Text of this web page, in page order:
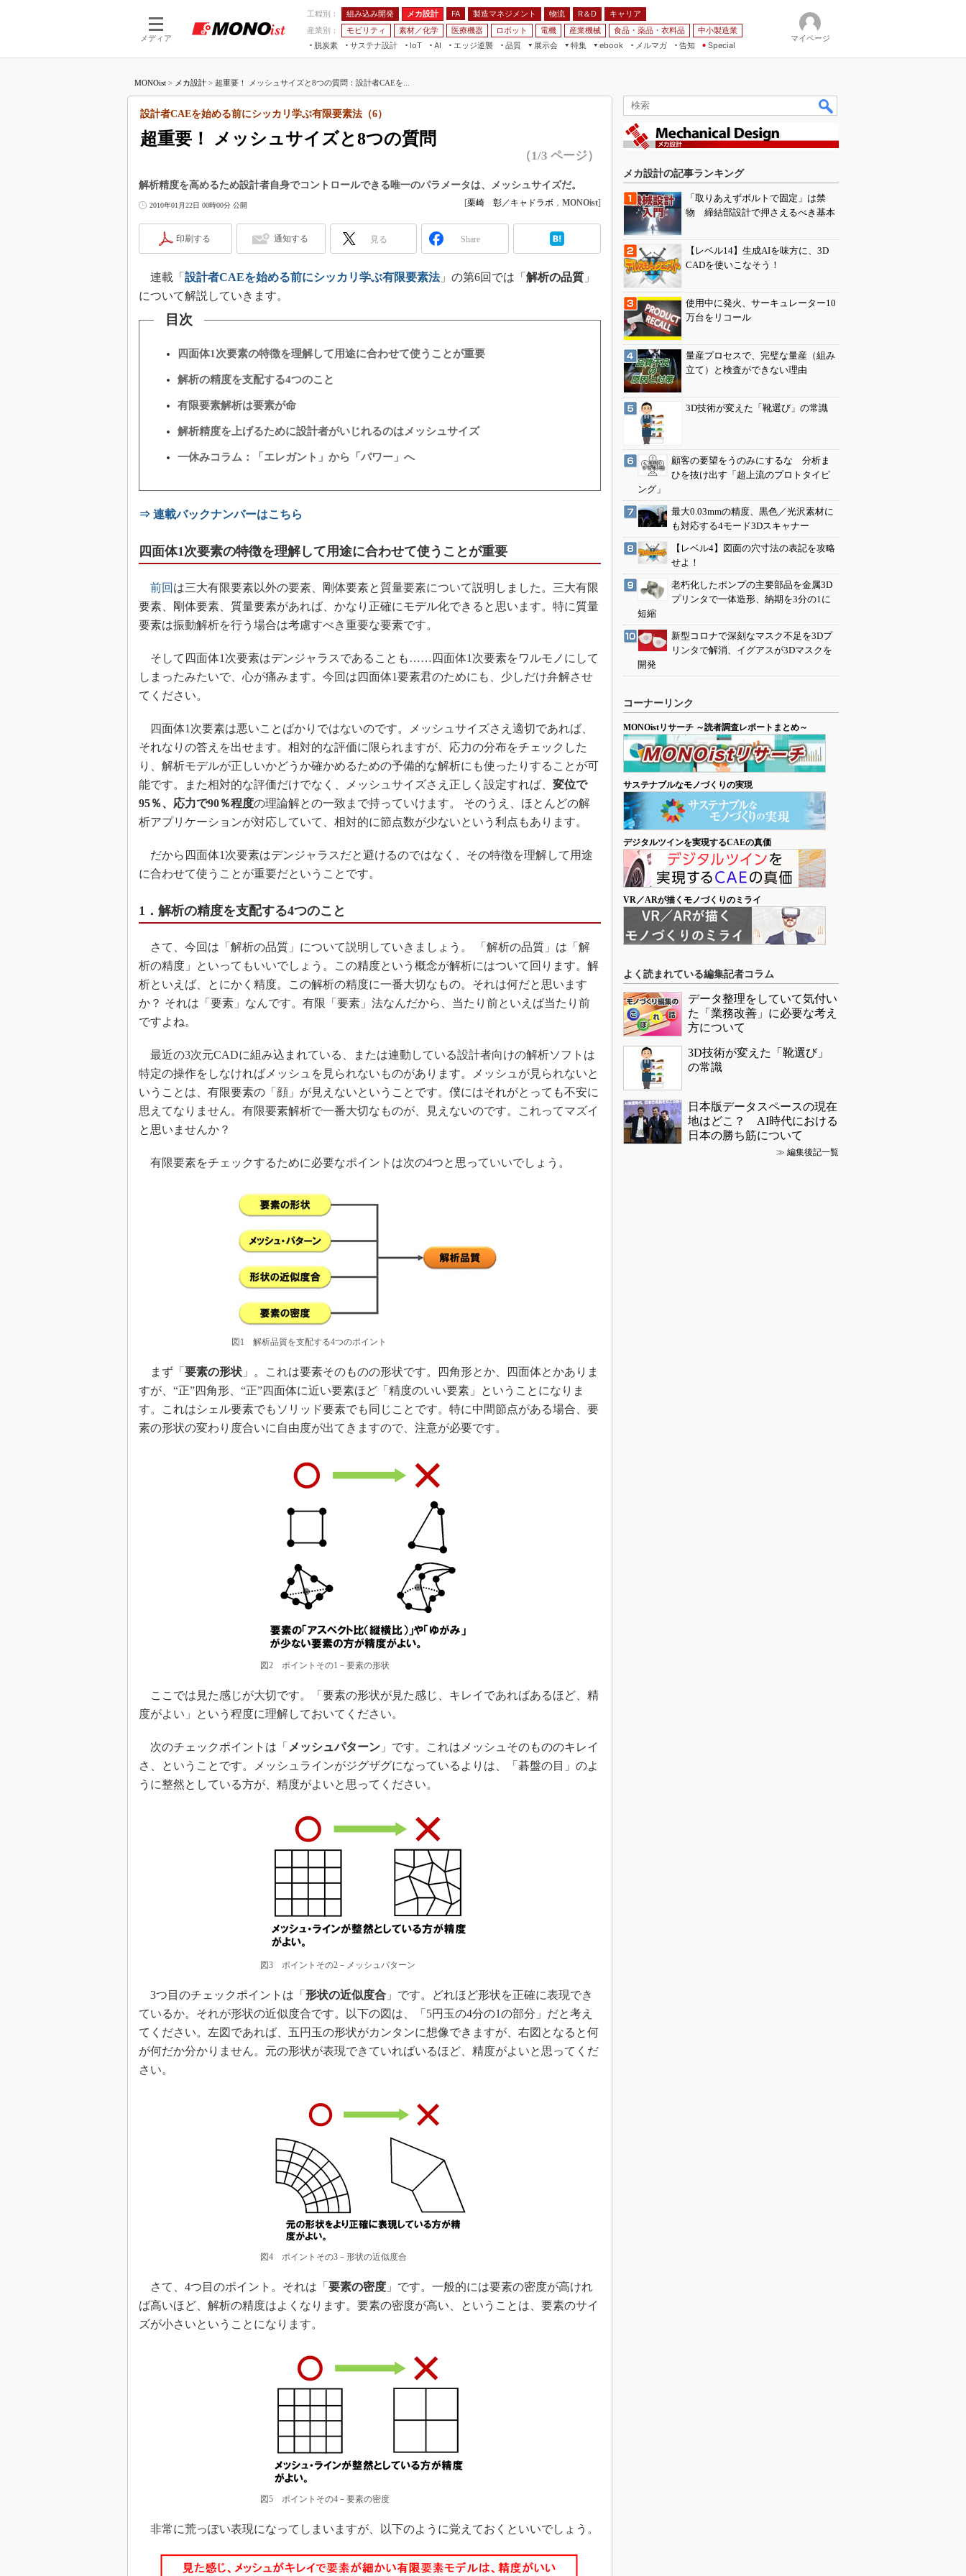
メディア
工程別： 組み込み開発 メカ設計 FA 製造マネジメント 物流 R＆D
キャリア
産業別：
モビリティ 素材／化学 医療機器 ロボット 電機 産業機械 食品・薬品・衣料品
中小製造業
脱炭素
サステナ設計
IoT
つながる工場
つながるサービス
AI
AI×設備保全
Physical AI
エッジ逆襲 品質
展示会
JIMTOF
IIFES
ジャパンモビリティショー
人テク展
スマート工場EXPO
EdgeTech+
特集
VR／AR
Windows Embedded
ISO26262
デジタルツインとCAE
製造業ビッグデータ
グローバル設計・開発
新型コロナへの対応
ebook
メルマガ
告知 Special
マイページ
MONOist > メカ設計 > 超重要！ メッシュサイズと8つの質問：設計者CAEを...
超重要！ メッシュサイズと8つの質問
設計者CAEを始める前にシッカリ学ぶ有限要素法（6）
（1/3 ページ）
解析精度を高めるため設計者自身でコントロールできる唯一のパラメータは、メッシュサイズだ。
2010年01月22日 00時00分 公開 [栗崎 彰／キャドラボ ， MONOist]
印刷する 通知する 見る Share
連載「 設計者CAEを始める前にシッカリ学ぶ有限要素法」の第6回では「 解析の品質 」
について解説していきます。
目次
四面体1次要素の特徴を理解して用途に合わせて使うことが重要
解析の精度を支配する4つのこと
有限要素解析は要素が命
解析精度を上げるために設計者がいじれるのはメッシュサイズ
一休みコラム：「エレガント」から「パワー」へ
⇒ 連載バックナンバーはこちら
四面体1次要素の特徴を理解して用途に合わせて使うことが重要
前回 は三大有限要素以外の要素、剛体要素と質量要素について説明しました。三大有限
要素、剛体要素、質量要素があれば、かなり正確にモデル化できると思います。特に質量
要素は振動解析を行う場合は考慮すべき重要な要素です。
そして四面体1次要素はデンジャラスであることも……四面体1次要素をワルモノにして
しまったみたいで、心が痛みます。今回は四面体1要素君のためにも、少しだけ弁解させ
てください。
四面体1次要素は悪いことばかりではないのです。メッシュサイズさえ適切であれば、
それなりの答えを出せます。相対的な評価に限られますが、応力の分布をチェックした
り、解析モデルが正しいかどうか確かめるための予備的な解析にも使ったりすることが可
能です。また相対的な評価だけでなく、メッシュサイズさえ正しく設定すれば、 変位で
95％、応力で90％程度の理論解との一致まで持っていけます。 そのうえ、ほとんどの解
析アプリケーションが対応していて、相対的に節点数が少ないという利点もあります。
だから四面体1次要素はデンジャラスだと避けるのではなく、その特徴を理解して用途
に合わせて使うことが重要だということです。
1．解析の精度を支配する4つのこと
さて、今回は「解析の品質」について説明していきましょう。 「解析の品質」は「解
析の精度」といってもいいでしょう。この精度という概念が解析にはついて回ります。解
析といえば、とにかく精度。この解析の精度に一番大切なもの。それは何だと思います
か？ それは「要素」なんです。有限「要素」法なんだから、当たり前といえば当たり前
ですよね。
最近の3次元CADに組み込まれている、または連動している設計者向けの解析ソフトは
特定の操作をしなければメッシュを見られないものがあります。メッシュが見られないと
いうことは、有限要素の「顔」が見えないということです。僕にはそれがとっても不安に
思えてなりません。有限要素解析で一番大切なものが、見えないのです。これってマズイ
と思いませんか？
有限要素をチェックするために必要なポイントは次の4つと思っていいでしょう。
図1 解析品質を支配する4つのポイント
まず「 要素の形状 」。これは要素そのものの形状です。四角形とか、四面体とかありま
すが、“正”四角形、“正”四面体に近い要素ほど「精度のいい要素」ということになりま
す。これはシェル要素でもソリッド要素でも同じことです。特に中間節点がある場合、要
素の形状の変わり度合いに自由度が出てきますので、注意が必要です。
図2 ポイントその1－要素の形状
ここでは見た感じが大切です。「要素の形状が見た感じ、キレイであればあるほど、精
度がよい」という程度に理解しておいてください。
次のチェックポイントは「 メッシュパターン 」です。これはメッシュそのもののキレイ
さ、ということです。メッシュラインがジグザグになっているよりは、「碁盤の目」のよ
うに整然としている方が、精度がよいと思ってください。
図3 ポイントその2－メッシュパターン
3つ目のチェックポイントは「 形状の近似度合 」です。どれほど形状を正確に表現でき
ているか。それが形状の近似度合です。以下の図は、「5円玉の4分の1の部分」だと考え
てください。左図であれば、五円玉の形状がカンタンに想像できますが、右図となると何
が何だか分かりません。元の形状が表現できていればいるほど、精度がよいと思ってくだ
さい。
図4 ポイントその3－形状の近似度合
さて、4つ目のポイント。それは「 要素の密度 」です。一般的には要素の密度が高けれ
ば高いほど、解析の精度はよくなります。要素の密度が高い、ということは、要素のサイ
ズが小さいということになります。
図5 ポイントその4－要素の密度
非常に荒っぽい表現になってしまいますが、以下のように覚えておくといいでしょう。
メカ設計の記事ランキング
「取りあえずボルトで固定」は禁
物 締結部設計で押さえるべき基本
【レベル14】生成AIを味方に、3D
CADを使いこなそう！
使用中に発火、サーキュレーター10
万台をリコール
量産プロセスで、完璧な量産（組み
立て）と検査ができない理由
3D技術が変えた「靴選び」の常識
顧客の要望をうのみにするな 分析ま
ひを抜け出す「超上流のプロトタイピ
ング」
最大0.03mmの精度、黒色／光沢素材に
も対応する4モード3Dスキャナー
【レベル4】図面の穴寸法の表記を攻略
せよ！
老朽化したポンプの主要部品を金属3D
プリンタで一体造形、納期を3分の1に
短縮
新型コロナで深刻なマスク不足を3Dプ
リンタで解消、イグアスが3Dマスクを
開発
コーナーリンク
MONOistリサーチ ～読者調査レポートまとめ～
サステナブルなモノづくりの実現
デジタルツインを実現するCAEの真価
VR／ARが描くモノづくりのミライ
よく読まれている編集記者コラム
データ整理をしていて気付い
た「業務改善」に必要な考え
方について
3D技術が変えた「靴選び」
の常識
日本版データスペースの現在
地はどこ？ AI時代における
日本の勝ち筋について
≫ 編集後記一覧